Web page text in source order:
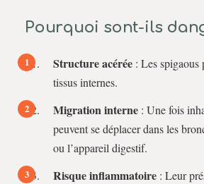
Pourquoi sont-ils
Structure acérée : Les spigaous
tissus internes.
Migration interne : Une fois
peuvent se déplacer dans les
ou l’appareil digestif.
Risque inflammatoire : Leur